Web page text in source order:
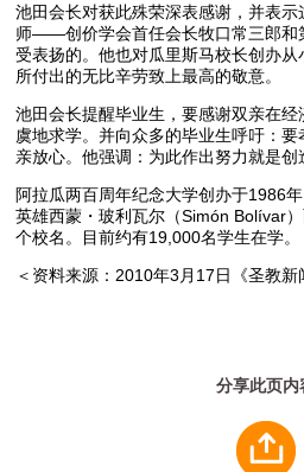
池田会长对获此殊荣深表感谢，并表
师——创价学会首任会长牧口常三郎
受表扬的。他也对瓜里斯马校长创办
所付出的无比辛劳致上最高的敬意。
池田会长提醒毕业生，要感谢双亲在
虞地求学。并向众多的毕业生呼吁：
亲放心。他强调：为此作出努力就是创
阿拉瓜两百周年纪念大学创办于1986
英雄西蒙・玻利瓦尔（Simón Bolívar
个校名。目前约有19,000名学生在学。
＜资料来源：2010年3月17日《圣教新
分享此页内